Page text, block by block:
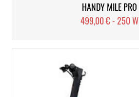
HANDY MILE PRO
499,00 € - 250 W